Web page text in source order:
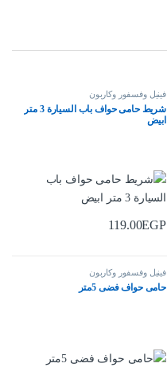
فينيل وفسفور وكاربون
شريط حامى حواف باب السيارة 3 متر
ابيض
119.00EGP
فينيل وفسفور وكاربون
حامى حواف فضى 5متر